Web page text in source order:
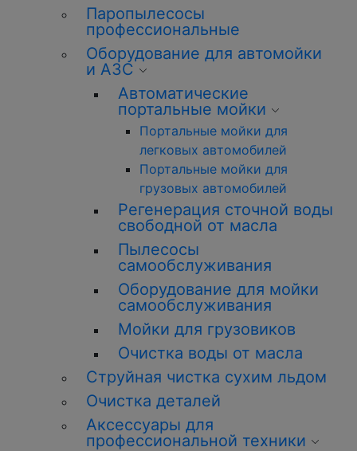
Паропылесосы
профессиональные
Оборудование для автомойки
и АЗС
Автоматические
портальные мойки
Портальные мойки для
легковых автомобилей
Портальные мойки для
грузовых автомобилей
Регенерация сточной воды
свободной от масла
Пылесосы
самообслуживания
Оборудование для мойки
самообслуживания
Мойки для грузовиков
Очистка воды от масла
Струйная чистка сухим льдом
Очистка деталей
Аксессуары для
профессиональной техники